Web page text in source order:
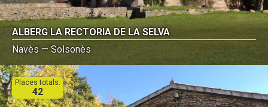
ALBERG LA RECTORIA DE LA SELVA
Navès — Solsonès
Places totals:
42